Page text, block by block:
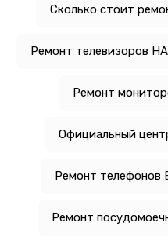
Сколько стоит
Ремонт телевизоров
Ремонт
Официальный
Ремонт телефонов
Ремонт